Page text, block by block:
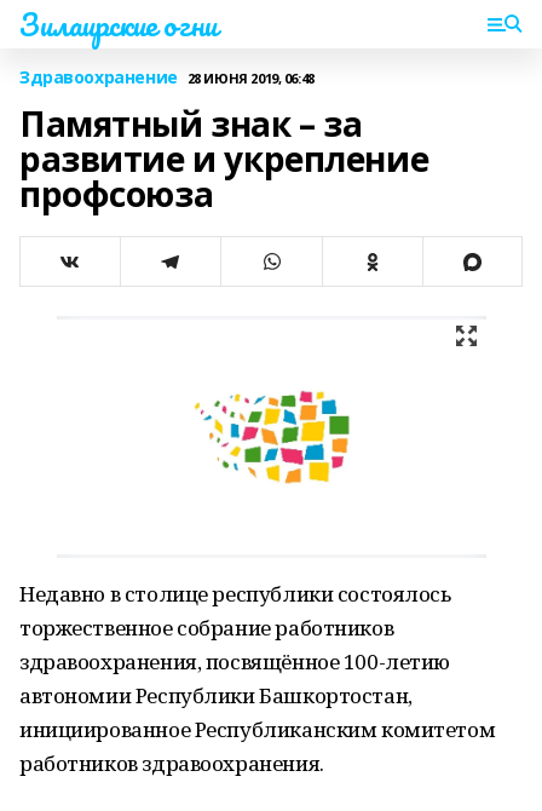
Зилаирские огни
Здравоохранение 28 ИЮНЯ 2019, 06:48
Памятный знак – за
развитие и укрепление
профсоюза
Недавно в столице республики состоялось
торжественное собрание работников
здравоохранения, посвящённое 100-летию
автономии Республики Башкортостан,
инициированное Республиканским комитетом
работников здравоохранения.